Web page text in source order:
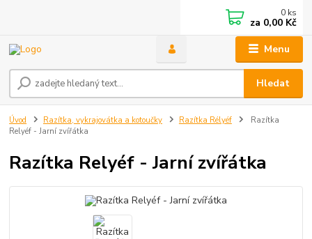
Menu
Hledat
0 ks
za 0,00 Kč
Úvod Razítka, vykrajovátka a kotoučky Razítka Rélyéf
Razítka
Relyéf - Jarní zvířátka
Razítka Relyéf - Jarní zvířátka